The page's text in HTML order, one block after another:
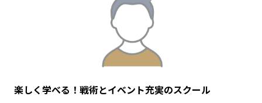
楽しく学べる！戦術とイベント充実のスクール